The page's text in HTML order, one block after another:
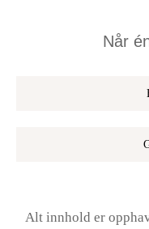
Når
Alt innhold er